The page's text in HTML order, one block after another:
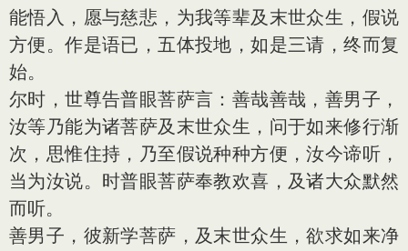
能悟入，愿与慈悲，为我等辈及末世众生，假说
方便。作是语已，五体投地，如是三请，终而复
始。
尔时，世尊告普眼菩萨言：善哉善哉，善男子，
汝等乃能为诸菩萨及末世众生，问于如来修行渐
次，思惟住持，乃至假说种种方便，汝今谛听，
当为汝说。时普眼菩萨奉教欢喜，及诸大众默然
而听。
善男子，彼新学菩萨，及末世众生，欲求如来净